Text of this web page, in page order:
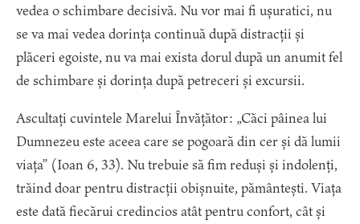
vedea o schimbare decisivă. Nu vor mai fi ușuratici, nu
se va mai vedea dorința continuă după distracții și
plăceri egoiste, nu va mai exista dorul după un anumit fel
de schimbare și dorința după petreceri și excursii.
Ascultați cuvintele Marelui Învățător: „Căci pâinea lui
Dumnezeu este aceea care se pogoară din cer și dă lumii
viața” (Ioan 6, 33). Nu trebuie să fim reduși și indolenți,
trăind doar pentru distracții obișnuite, pământești. Viața
este dată fiecărui credincios atât pentru confort, cât și